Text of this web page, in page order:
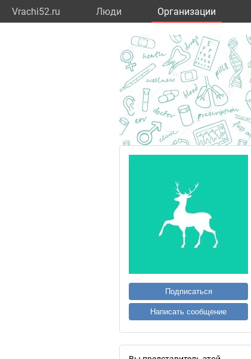
Vrachi52.ru Люди Организации
Подписаться
Написать сообщение